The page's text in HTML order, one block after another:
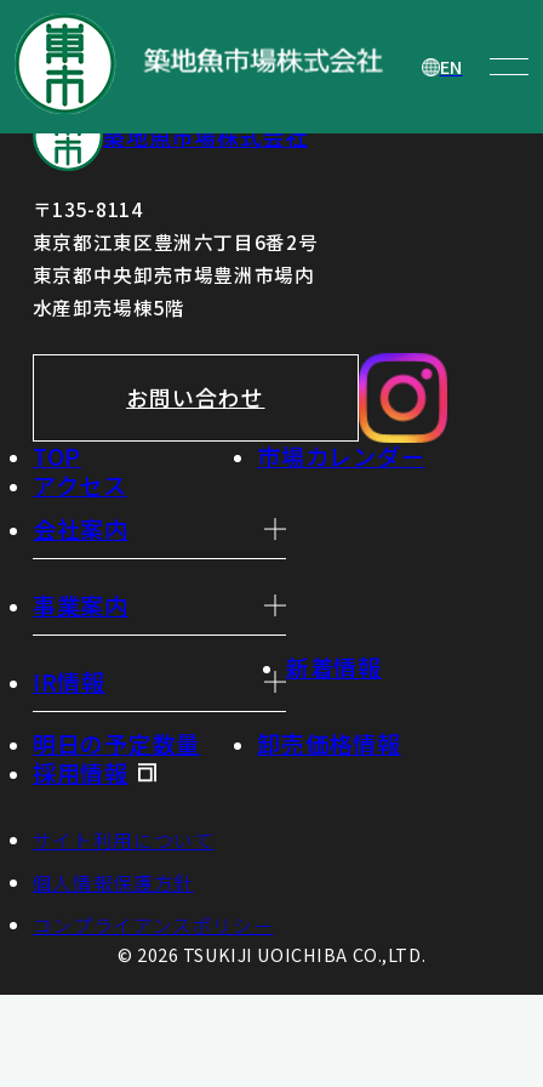
EN
第1四半期決算短信
築地魚市場株式会社
〒135-8114
東京都江東区豊洲六丁目6番2号
東京都中央卸売市場豊洲市場内
水産卸売場棟5階
お問い合わせ
TOP
市場カレンダー
アクセス
会社案内
事業案内
IR情報 新着情報
明日の予定数量
卸売価格情報
採用情報
サイト利用について
個人情報保護方針
コンプライアンスポリシー
© 2026 TSUKIJI UOICHIBA CO.,LTD.